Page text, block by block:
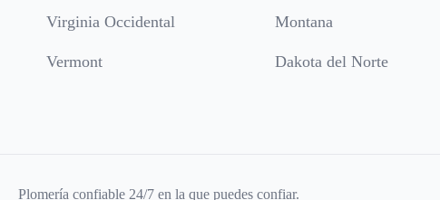
Virginia Occidental Montana
Vermont Dakota del Norte
Plomería confiable 24/7 en la que puedes confiar.